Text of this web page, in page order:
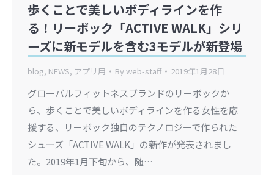
歩くことで美しいボディラインを作
る！リーボック「ACTIVE WALK」シリ
ーズに新モデルを含む3モデルが新登場
blog, NEWS, アプリ用 Byweb-staff 2019年1月28日
グローバルフィットネスブランドのリーボックか
ら、歩くことで美しいボディラインを作る女性を応
援する、リーボック独自のテクノロジーで作られた
シューズ「ACTIVE WALK」の新作が発表されまし
た。2019年1月下旬から、随…